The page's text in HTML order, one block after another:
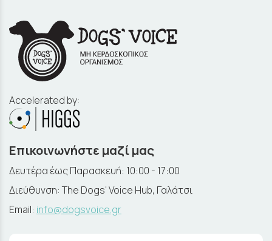
Accelerated by:
Επικοινωνήστε μαζί μας
Δευτέρα έως Παρασκευή: 10:00 - 17:00
Διεύθυνση: The Dogs' Voice Hub, Γαλάτσι
Email: info@dogsvoice.gr